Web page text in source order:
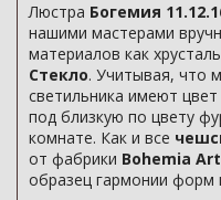
Люстра Богемия
нашими мастерами
материалов как
Стекло. Учитывая, что
светильника имеют цвет
под близкую по цвету
комнате. Как и все
от фабрики Bohemia
образец гармонии форм